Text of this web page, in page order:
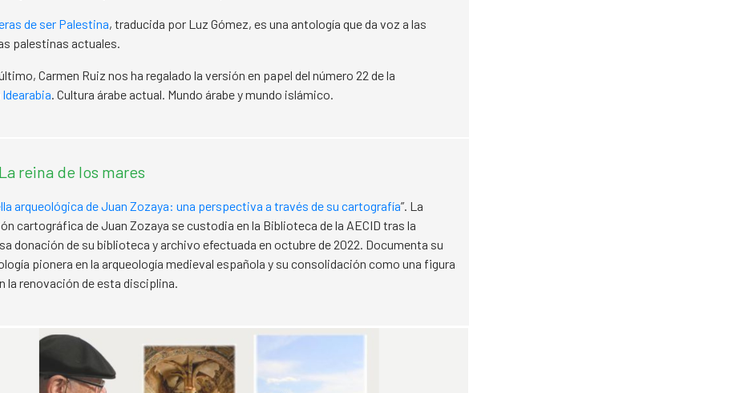
de ser Palestina, traducida por Luz Gómez, es una antología que da voz a las
palestinas actuales.
Carmen Ruiz nos ha regalado la versión en papel del número 22 de la
Idearabia. Cultura árabe actual. Mundo árabe y mundo islámico.
reina de los mares
arqueológica de Juan Zozaya: una perspectiva a través de su cartografía”. La
cartográfica de Juan Zozaya se custodia en la Biblioteca de la AECID tras la
donación de su biblioteca y archivo efectuada en octubre de 2022. Documenta su
pionera en la arqueología medieval española y su consolidación como una figura
la renovación de esta disciplina.